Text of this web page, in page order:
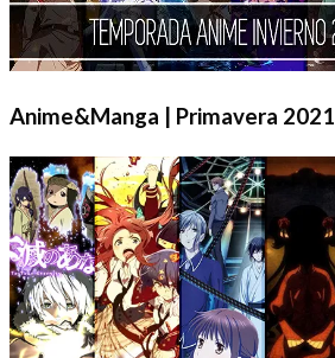
Anime&Manga | Primavera 2021